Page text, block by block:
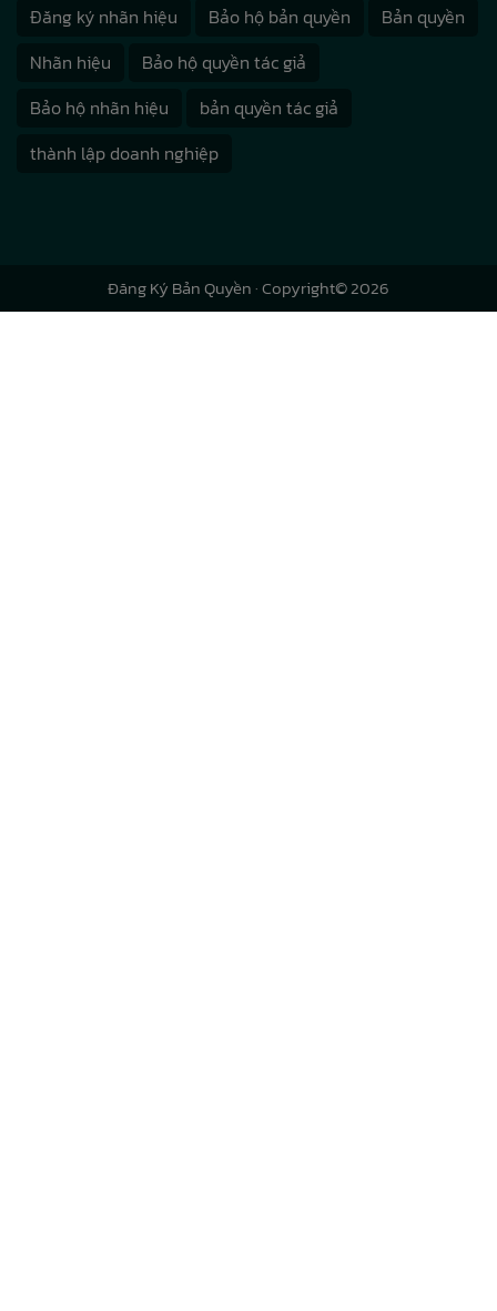
Đăng ký nhãn hiệu
Bảo hộ bản quyền
Bản quyền
Nhãn hiệu
Bảo hộ quyền tác giả
Bảo hộ nhãn hiệu
bản quyền tác giả
thành lập doanh nghiệp
Đăng Ký Bản Quyền· Copyright© 2026